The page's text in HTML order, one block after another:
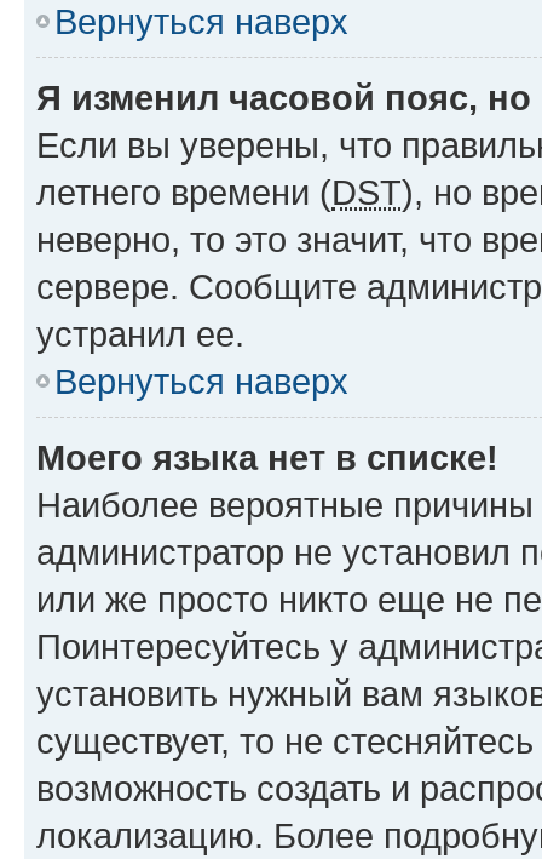
Вернуться наверх
Я изменил часовой пояс,
Если вы уверены, что
летнего времени (DST), но
неверно, то это значит, что
сервере. Сообщите
устранил ее.
Вернуться наверх
Моего языка нет в списке!
Наиболее вероятные причины
администратор не установил
или же просто никто еще не
Поинтересуйтесь у
установить нужный вам
существует, то не
возможность создать и
локализацию. Более